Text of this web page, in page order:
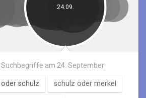
24.09.
am 24. September
schulz schulz oder merkel